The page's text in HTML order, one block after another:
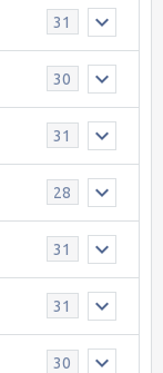
31
30
31
28
31
31
30